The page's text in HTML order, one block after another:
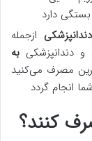
دارد
ازجمله
دندانپزشکی به
مصرف می‌کنید
انجام گردد
کنند؟